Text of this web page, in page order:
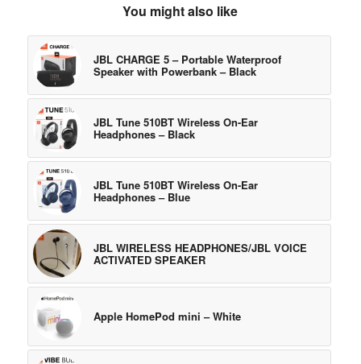
You might also like
JBL CHARGE 5 – Portable Waterproof
Speaker with Powerbank – Black
JBL Tune 510BT Wireless On-Ear
Headphones – Black
JBL Tune 510BT Wireless On-Ear
Headphones – Blue
JBL WIRELESS HEADPHONES/JBL VOICE
ACTIVATED SPEAKER
Apple HomePod mini – White